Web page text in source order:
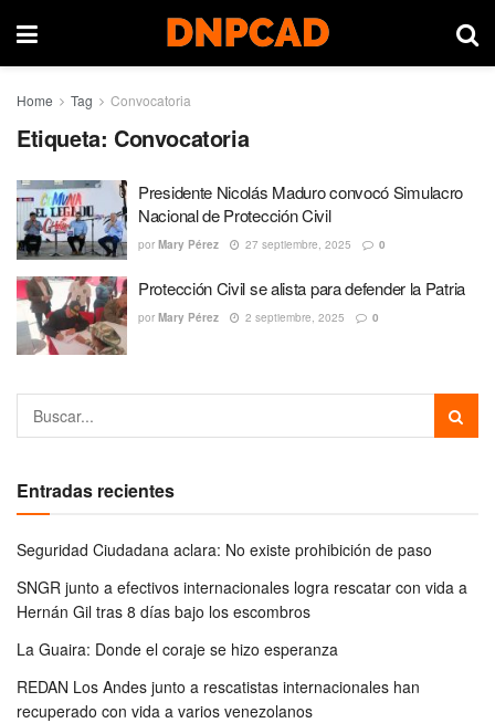
Home Tag Convocatoria
Etiqueta: Convocatoria
Presidente Nicolás Maduro convocó Simulacro
Nacional de Protección Civil
por Mary Pérez 27 septiembre, 2025 0
Protección Civil se alista para defender la Patria
por Mary Pérez 2 septiembre, 2025 0
Entradas recientes
Seguridad Ciudadana aclara: No existe prohibición de paso
SNGR junto a efectivos internacionales logra rescatar con vida a
Hernán Gil tras 8 días bajo los escombros
La Guaira: Donde el coraje se hizo esperanza
REDAN Los Andes junto a rescatistas internacionales han
recuperado con vida a varios venezolanos